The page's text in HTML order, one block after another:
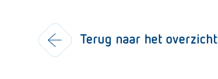
Terug naar het overzicht